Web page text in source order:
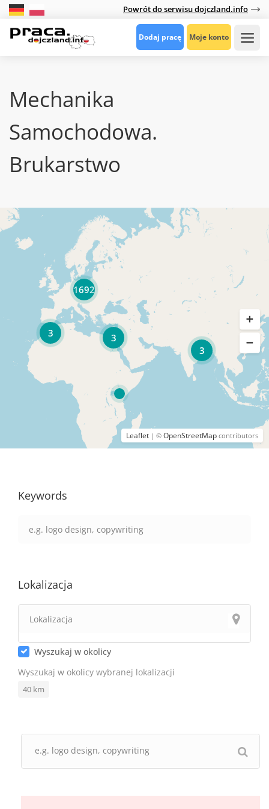
Powrót do serwisu dojczland.info
Dodaj pracę Moje konto
Mechanika
Samochodowa.
Brukarstwo
3
3
3
1692
Leaflet | © OpenStreetMap contributors
Keywords
Lokalizacja
Wyszukaj w okolicy
Wyszukaj w okolicy wybranej lokalizacji
40 km